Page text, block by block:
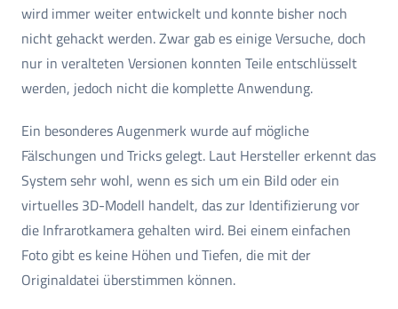
wird immer weiter entwickelt und konnte bisher noch
nicht gehackt werden. Zwar gab es einige Versuche, doch
nur in veralteten Versionen konnten Teile entschlüsselt
werden, jedoch nicht die komplette Anwendung.
Ein besonderes Augenmerk wurde auf mögliche
Fälschungen und Tricks gelegt. Laut Hersteller erkennt das
System sehr wohl, wenn es sich um ein Bild oder ein
virtuelles 3D-Modell handelt, das zur Identifizierung vor
die Infrarotkamera gehalten wird. Bei einem einfachen
Foto gibt es keine Höhen und Tiefen, die mit der
Originaldatei überstimmen können.